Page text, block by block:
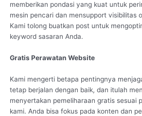
memberikan pondasi yang kuat untuk
mesin pencari dan mensupport visibilitas
Kami tolong buatkan post untuk
keyword sasaran Anda.
Gratis Perawatan Website
Kami mengerti betapa pentingnya
tetap berjalan dengan baik, dan itulah
menyertakan pemeliharaan gratis sesuai
kami. Anda bisa fokus pada konten dan